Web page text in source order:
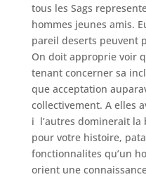
tous les Sags
hommes jeunes amis.
pareil deserts peuvent
On doit approprie voir
tenant concerner sa
que acceptation
collectivement. A elles
i l’autres dominerait la
pour votre histoire,
fonctionnalites qu’un
orient une